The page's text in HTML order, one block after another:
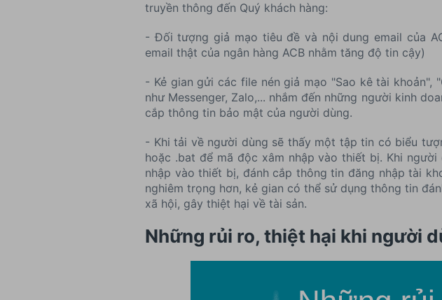
truyền thông đến Quý khách hàng:
- Đối tượng giả mạo tiêu đề và nội dung email của
email thật của ngân hàng ACB nhằm tăng độ tin cậy)
- Kẻ gian gửi các file nén giả mạo "Sao kê tài
như Messenger, Zalo,... nhắm đến những người kinh
cắp thông tin bảo mật của người dùng.
- Khi tải về người dùng sẽ thấy một tập tin có biểu
hoặc .bat để mã độc xâm nhập vào thiết bị. Khi
nhập vào thiết bị, đánh cắp thông tin đăng nhập tài
nghiêm trọng hơn, kẻ gian có thể sử dụng thông tin
xã hội, gây thiệt hại về tài sản.
Những rủi ro, thiệt hại khi người